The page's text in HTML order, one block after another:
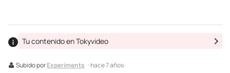
Subido porExperiments · hace 7 años ·
Tu contenido en Tokyvideo